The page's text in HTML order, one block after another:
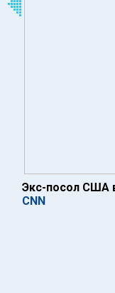
Экс-посол США
CNN